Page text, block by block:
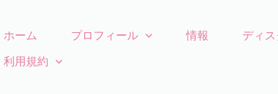
ホーム プロフィール 情報 ディ
利用規約